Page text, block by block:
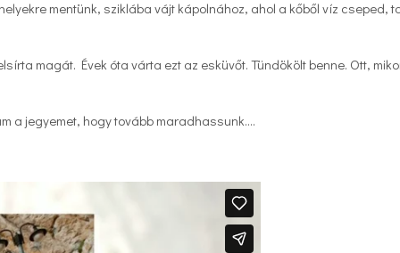
mentünk, sziklába vájt kápolnához, ahol a kőből víz cseped,
magát. Évek óta várta ezt az esküvőt. Tündökölt benne. Ott,
a jegyemet, hogy tovább maradhassunk….